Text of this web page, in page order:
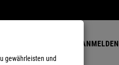
AnmeldenANMELDEN
gewährleisten und